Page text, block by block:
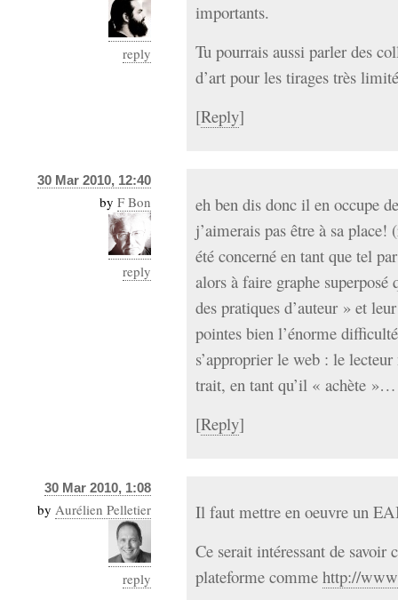
reply
importants.
Tu pourrais aussi parler des
d’art pour les tirages très
[Reply]
30 Mar 2010, 12:40
by F Bon
reply
eh ben dis donc il en occupe
j’aimerais pas être à sa
été concerné en tant que tel
alors à faire graphe
des pratiques d’auteur » et
pointes bien l’énorme
s’approprier le web : le
trait, en tant qu’il « achète »…
[Reply]
30 Mar 2010, 1:08
by Aurélien Pelletier
reply
Il faut mettre en oeuvre un
Ce serait intéressant de savoir
plateforme comme http://